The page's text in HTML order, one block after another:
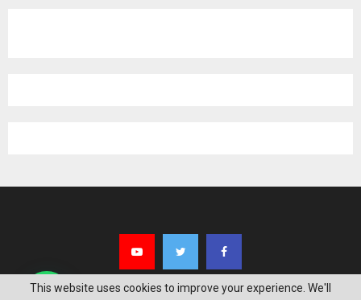
This website uses cookies to improve your experience. We'll